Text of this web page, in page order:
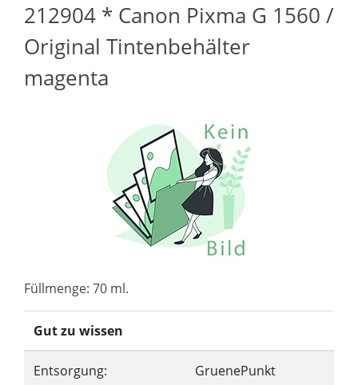
212904 * Canon Pixma G 1560 /
Original Tintenbehälter
magenta
Füllmenge: 70 ml.
Gut zu wissen
Entsorgung: GruenePunkt